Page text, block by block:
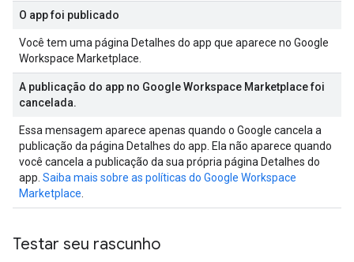
O app foi publicado
Você tem uma página Detalhes do app que aparece no Google
Workspace Marketplace.
A publicação do app no Google Workspace Marketplace foi
cancelada.
Essa mensagem aparece apenas quando o Google cancela a
publicação da página Detalhes do app. Ela não aparece quando
você cancela a publicação da sua própria página Detalhes do
app. Saiba mais sobre as políticas do Google Workspace
Marketplace
Testar seu rascunho